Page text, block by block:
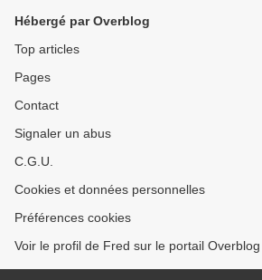
Hébergé par Overblog
Top articles
Pages
Contact
Signaler un abus
C.G.U.
Cookies et données personnelles
Préférences cookies
Voir le profil de Fred sur le portail Overblog